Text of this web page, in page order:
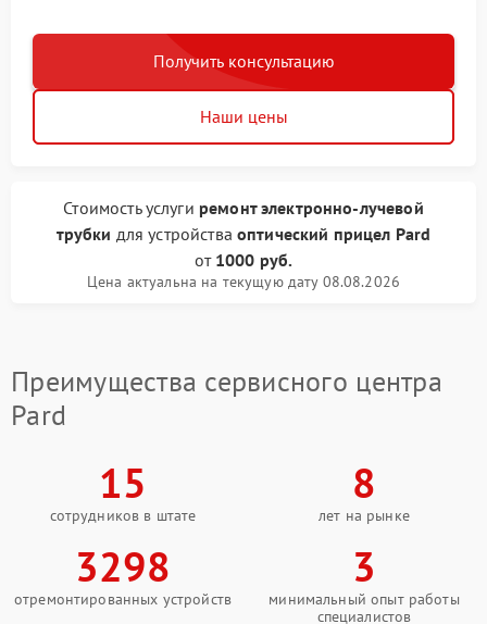
Получить консультацию
Наши цены
Стоимость услуги ремонт электронно-лучевой
трубки для устройства оптический прицел Pard
от 1000 руб.
Цена актуальна на текущую дату 08.08.2026
Преимущества сервисного центра
Pard
15
сотрудников в штате
8
лет на рынке
3298
отремонтированных устройств
3
минимальный опыт работы
специалистов